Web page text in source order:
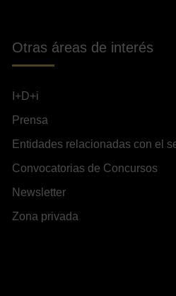
Otras áreas de interés
I+D+i
Prensa
Entidades relacionadas con el
Convocatorias de Concursos
Newsletter
Zona privada